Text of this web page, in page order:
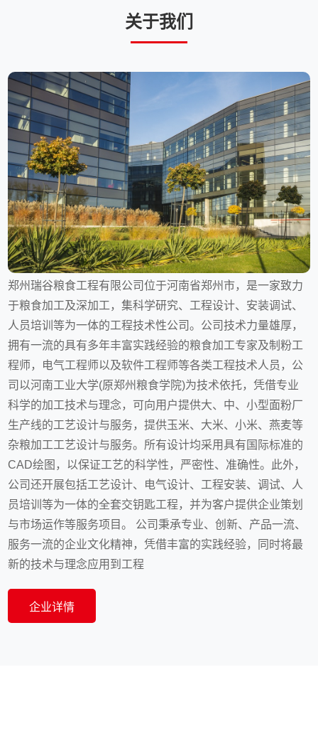
关于我们
郑州瑞谷粮食工程有限公司位于河南省郑州市，是一家致力
于粮食加工及深加工，集科学研究、工程设计、安装调试、
人员培训等为一体的工程技术性公司。公司技术力量雄厚，
拥有一流的具有多年丰富实践经验的粮食加工专家及制粉工
程师，电气工程师以及软件工程师等各类工程技术人员，公
司以河南工业大学(原郑州粮食学院)为技术依托，凭借专业
科学的加工技术与理念，可向用户提供大、中、小型面粉厂
生产线的工艺设计与服务，提供玉米、大米、小米、燕麦等
杂粮加工工艺设计与服务。所有设计均采用具有国际标准的
CAD绘图，以保证工艺的科学性，严密性、准确性。此外，
公司还开展包括工艺设计、电气设计、工程安装、调试、人
员培训等为一体的全套交钥匙工程，并为客户提供企业策划
与市场运作等服务项目。 公司秉承专业、创新、产品一流、
服务一流的企业文化精神，凭借丰富的实践经验，同时将最
新的技术与理念应用到工程
企业详情